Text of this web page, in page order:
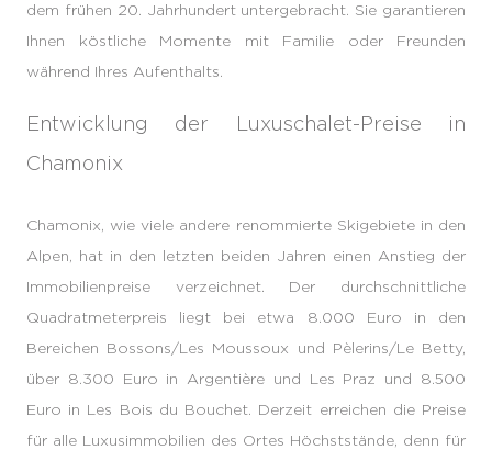
dem frühen 20. Jahrhundert untergebracht. Sie garantieren
Ihnen köstliche Momente mit Familie oder Freunden
während Ihres Aufenthalts.
Entwicklung der Luxuschalet-Preise in
Chamonix
Chamonix, wie viele andere renommierte Skigebiete in den
Alpen, hat in den letzten beiden Jahren einen Anstieg der
Immobilienpreise verzeichnet. Der durchschnittliche
Quadratmeterpreis liegt bei etwa 8.000 Euro in den
Bereichen Bossons/Les Moussoux und Pèlerins/Le Betty,
über 8.300 Euro in Argentière und Les Praz und 8.500
Euro in Les Bois du Bouchet. Derzeit erreichen die Preise
für alle Luxusimmobilien des Ortes Höchststände, denn für